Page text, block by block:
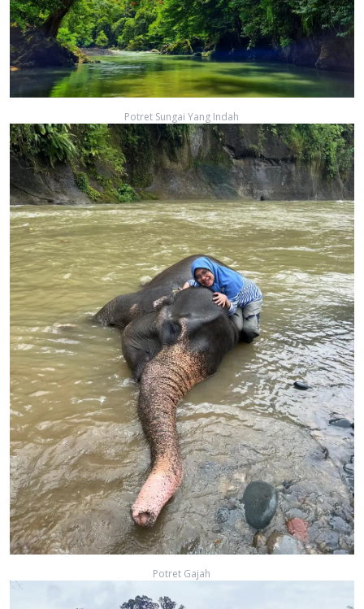
Potret Sungai Yang Indah
Potret Gajah